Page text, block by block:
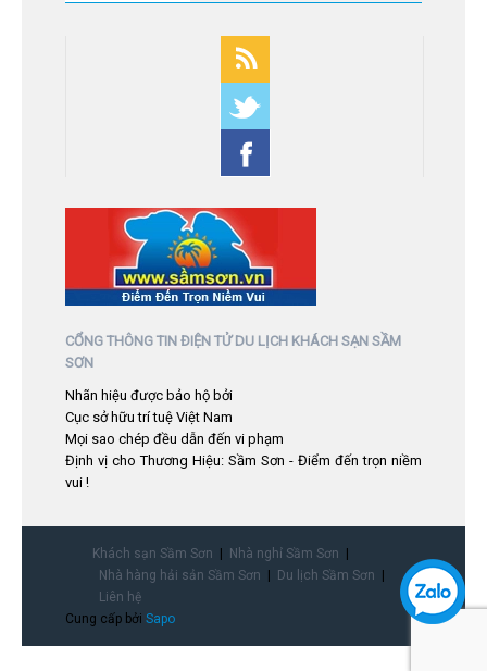
CỔNG THÔNG TIN ĐIỆN TỬ DU LỊCH KHÁCH SẠN SẦM
SƠN
Nhãn hiệu được bảo hộ bởi
Cục sở hữu trí tuệ Việt Nam
Mọi sao chép đều dẫn đến vi phạm
Định vị cho Thương Hiệu: Sầm Sơn - Điểm đến trọn niềm
vui !
Khách sạn Sầm Sơn
Nhà nghỉ Sầm Sơn
Nhà hàng hải sản Sầm Sơn
Du lịch Sầm Sơn
Liên hệ
Cung cấp bởi Sapo